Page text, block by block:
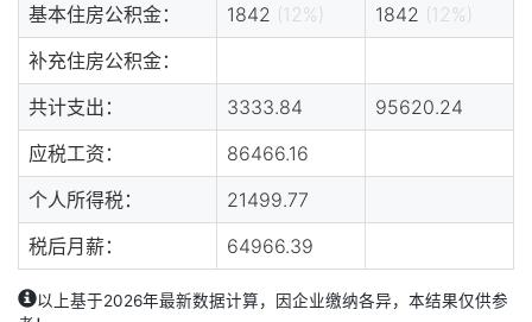
基本住房公积金：
1842 (12%) 1842 (12%)
补充住房公积金：
共计支出：
3333.84
95620.24
应税工资：
86466.16
个人所得税：
21499.77
税后月薪：
64966.39
以上基于2026年最新数据计算，因企业缴纳各异，本结果仅供参